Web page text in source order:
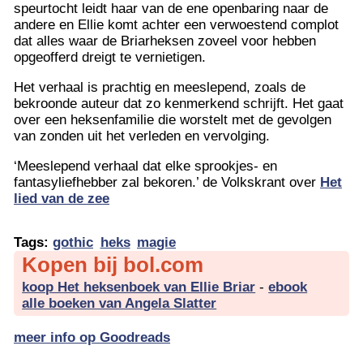
speurtocht leidt haar van de ene openbaring naar de
andere en Ellie komt achter een verwoestend complot
dat alles waar de Briarheksen zoveel voor hebben
opgeofferd dreigt te vernietigen.
Het verhaal is prachtig en meeslepend, zoals de
bekroonde auteur dat zo kenmerkend schrijft. Het gaat
over een heksenfamilie die worstelt met de gevolgen
van zonden uit het verleden en vervolging.
‘Meeslepend verhaal dat elke sprookjes- en
fantasyliefhebber zal bekoren.’ de Volkskrant over Het
lied van de zee
Tags: gothic heks magie
Kopen bij bol.com
koop Het heksenboek van Ellie Briar -ebook
alle boeken van Angela Slatter
meer info op Goodreads